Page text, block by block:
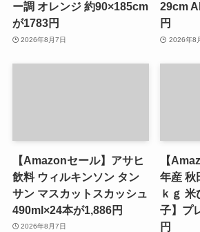
ー調 オレンジ 約90×185cm
が1783円
2026年8月7日
29cm
円
2026年8
【Amazonセール】アサヒ
飲料 ウィルキンソン タン
サン マスカットスカッシュ
490ml×24本が1,886円
2026年8月7日
【
年産 秋
ｋｇ
子】プ
円